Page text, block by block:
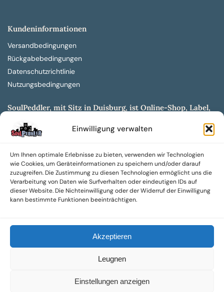
Einwilligung verwalten
Um Ihnen optimale Erlebnisse zu bieten, verwenden wir Technologien
wie Cookies, um Geräteinformationen zu speichern und/oder darauf
zuzugreifen. Die Zustimmung zu diesen Technologien ermöglicht uns die
Verarbeitung von Daten wie Surfverhalten oder eindeutigen IDs auf
dieser Website. Die Nichteinwilligung oder der Widerruf der Einwilligung
kann bestimmte Funktionen beeinträchtigen.
Akzeptieren
Leugnen
Einstellungen anzeigen
Kundeninformationen
Versandbedingungen
Rückgabebedingungen
Datenschutzrichtlinie
Nutzungsbedingungen
SoulPeddler, mit Sitz in Duisburg, ist Online-Shop, Label,
entwickelt aus dem SoulPeddler Vinyl-Presswerk und
unserer Online-Gig-Plattform.
Wir bieten eine breite Auswahl an sowohl hochgradig
sammelwürdigen als auch Mainstream-Titeln und -Formaten auf
Vinyl, CD und weiteren Medien.
Sowohl neue als auch gebrauchte, nach Zustand bewertete
Wir setzen uns leidenschaftlich für unabhängige Künstler und
Labels ein und bieten hochwertige, maßgeschneiderte Lösungen
aus über 30 Jahren Erfahrung in der Musikindustrie.
SoulPeddler Mailorder, Records & Vinyl Production – DUBOX –
Nettirock – Nice Guy Records – MOVA Museum of Vinyl Arts